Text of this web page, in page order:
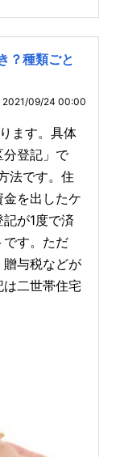
？種類ごと
2021/09/24 00:00
ます。具体
分登記」で
法です。住
を出したケ
が1度で済
です。ただ
贈与税などが
二世帯住宅